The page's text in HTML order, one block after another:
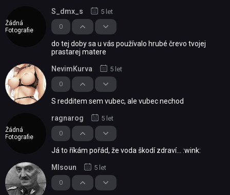
Žádná
Fotografie
0
S_dmx_s 5 let
do tej doby sa u vás používalo hrubé črevo tvojej
prastarej matere
0
NevimKurva 5 let
S redditem sem vubec, ale vubec nechod
Žádná
Fotografie
0
ragnarog 5 let
Já to říkám pořád, že voda škodí zdraví... :wink:
0
Mlsoun 5 let